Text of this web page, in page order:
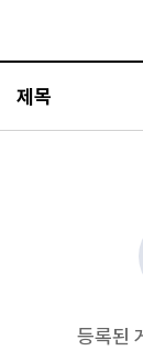
제목
등록된